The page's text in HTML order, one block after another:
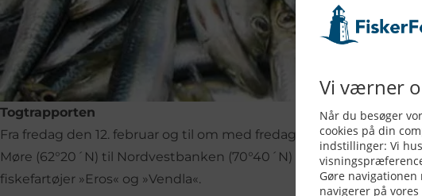
Togtrapporten
Fra fredag den 12. februar og til om med fredag den 26. februar
Møre (62°20ˊN) til Nordvestbanken (70°40ˊN) dækket ind
fiskefartøjer »Eros« og »Vendla«.